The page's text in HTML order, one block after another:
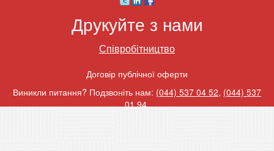
Друкуйте з нами
Співробітництво
Договір публічної оферти
Виникли питання? Подзвоніть нам: (044) 537 04 52, (044) 537
01 94.